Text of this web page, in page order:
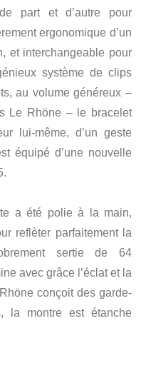
part et d’autre pour
ergonomique d’un
et interchangeable pour
système de clips
au volume généreux –
Le Rhöne – le bracelet
lui-même, d’un geste
équipé d’une nouvelle
a été polie à la main,
reflèter parfaitement la
sertie de 64
avec grâce l’éclat et la
conçoit des garde-
la montre est étanche